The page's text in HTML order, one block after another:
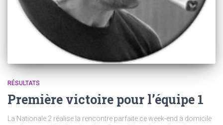
RÉSULTATS
Première victoire pour l’équipe 1
La Nationale 2 réalise la rencontre parfaite ce week-end à domicile